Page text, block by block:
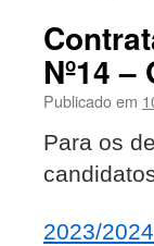
Nº14
Publicado em
Para os
2023/